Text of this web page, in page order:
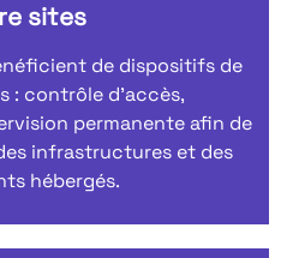
sites
de dispositifs de
: contrôle d’accès,
permanente afin de
infrastructures et des
hébergés.